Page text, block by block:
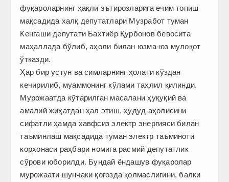
фуқароларнинг ҳақли эътирозларига ечим топиш
мақсадида халқ депутатлари Музработ туман
Кенгаши депутати Бахтиёр Қурбонов бевосита
маҳаллада бўлиб, аҳоли билан юзма-юз мулоқот
ўтказди.
Ҳар бир устун ва симларнинг ҳолати кўздан
кечирилиб, муаммонинг кўлами таҳлил қилинди.
Мурожаатда кўтарилган масалани ҳуқуқий ва
амалий жиҳатдан ҳал этиш, ҳудуд аҳолисини
сифатли ҳамда хавфсиз электр энергияси билан
таъминлаш мақсадида туман электр таъминоти
корхонаси раҳбари номига расмий депутатлик
сўрови юборилди. Бундай ёндашув фуқаролар
мурожаати шунчаки қоғозда қолмаслигини, балки